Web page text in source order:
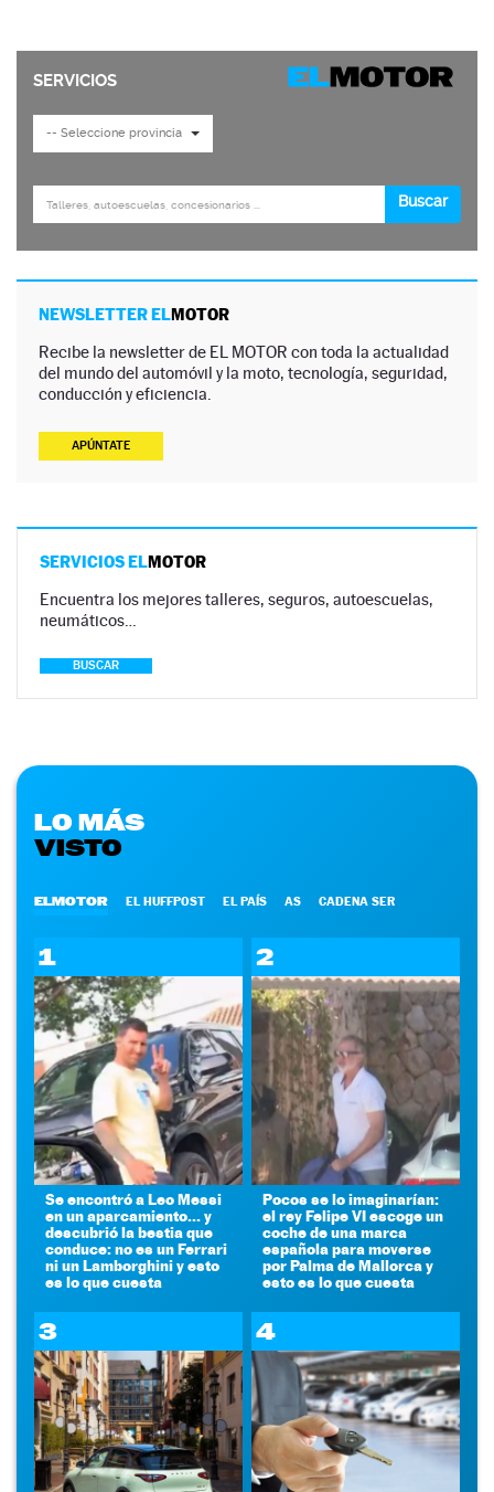
NEWSLETTER ELMOTOR
Recibe la newsletter de EL MOTOR con toda la actualidad
del mundo del automóvil y la moto, tecnología, seguridad,
conducción y eficiencia.
APÚNTATE
SERVICIOS ELMOTOR
Encuentra los mejores talleres, seguros, autoescuelas,
neumáticos…
BUSCAR
LO MÁS
VISTO
ELMOTOR EL HUFFPOST EL PAÍS AS CADENA SER
1
Se encontró a Leo Messi
en un aparcamiento... y
descubrió la bestia que
conduce: no es un Ferrari
ni un Lamborghini y esto
es lo que cuesta
2
Pocos se lo imaginarían:
el rey Felipe VI escoge un
coche de una marca
española para moverse
por Palma de Mallorca y
esto es lo que cuesta
3 4